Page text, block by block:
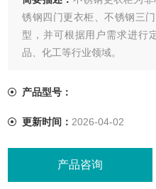
锈钢四门更衣柜、不锈钢三
型，并可根据用户需求进行
品、化工等行业领域。
产品型号：
更新时间： 2026-04-02
产品咨询